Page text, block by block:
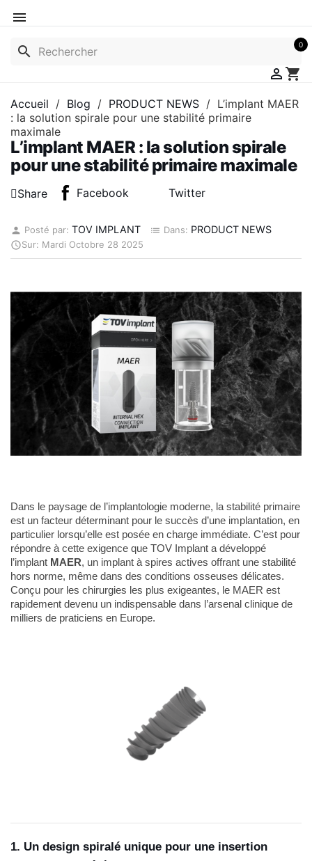

search
 shopping_cart
0
Accueil Blog PRODUCT NEWS
L’implant MAER
: la solution spirale pour une stabilité primaire
maximale
L’implant MAER : la solution spirale
pour une stabilité primaire maximale
Share Facebook Twitter
person Posté par: TOV IMPLANT list Dans: PRODUCT NEWS
Sur: Mardi Octobre 28 2025
Dans le paysage de l’implantologie moderne, la stabilité primaire
est un facteur déterminant pour le succès d’une implantation, en
particulier lorsqu’elle est posée en charge immédiate. C’est pour
répondre à cette exigence que TOV Implant a développé
l’implant MAER, un implant à spires actives offrant une stabilité
hors norme, même dans des conditions osseuses délicates.
Conçu pour les chirurgies les plus exigeantes, le MAER est
rapidement devenu un indispensable dans l’arsenal clinique de
milliers de praticiens en Europe.
1. Un design spiralé unique pour une insertion